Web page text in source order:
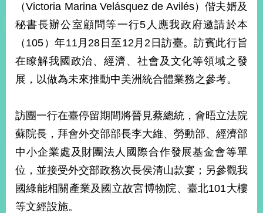
經
濟
不
落
國
和
平
護
照
回
首
網
（Victoria Marina Velásquez de Avilés）偕夫婿及
秘書長辦公室顧問等一行5人應我政府邀請於本
（105）年11月28日至12月2日訪臺。訪賓此行旨
在瞭解我國政治、經濟、社會及文化等領域之發
展，以做為未來推動中美洲統合體業務之參考。
訪團一行在臺停留期間將晉見蔡總統，會晤立法院
蘇院長，拜會外交部部長李大維、勞動部、經濟部
中小企業處及財團法人國際合作發展基金會等單
位，並接受外交部政務次長侯清山款宴；另參觀我
國綠能相關產業及國立故宮博物院、臺北101大樓
等文經設施。